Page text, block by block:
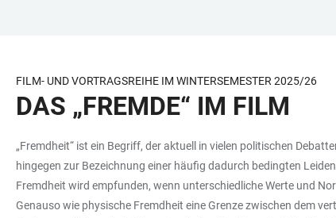
BARRIEREFREIHEIT
FILM- UND VORTRAGSREIHE IM WINTERSEMESTER 2025/26
DAS „FREMDE“ IM FILM
„Fremdheit“ ist ein Begriff, der aktuell in vielen politischen
hingegen zur Bezeichnung einer häufig dadurch bedingten
Fremdheit wird empfunden, wenn unterschiedliche Werte und
Genauso wie physische Fremdheit eine Grenze zwischen dem